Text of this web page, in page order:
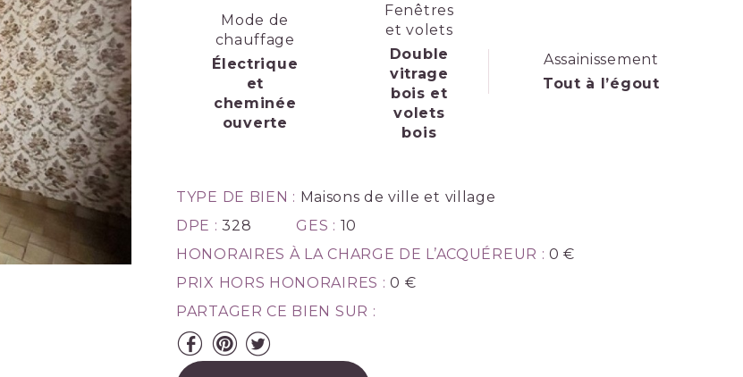
Mode de
chauffage
Électrique
et
cheminée
ouverte
Fenêtres
et volets
Double
vitrage
bois et
volets
bois
Assainissement
Tout à l’égout
TYPE DE BIEN : Maisons de ville et village
DPE :328 GES : 10
HONORAIRES À LA CHARGE DE L’ACQUÉREUR :0 €
PRIX HORS HONORAIRES :0 €
PARTAGER CE BIEN SUR :